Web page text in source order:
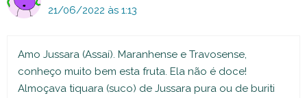
21/06/2022 às 1:13
Amo Jussara (Assaí). Maranhense e Travosense,
conheço muito bem esta fruta. Ela não é doce!
Almoçava tiquara (suco) de Jussara pura ou de buriti